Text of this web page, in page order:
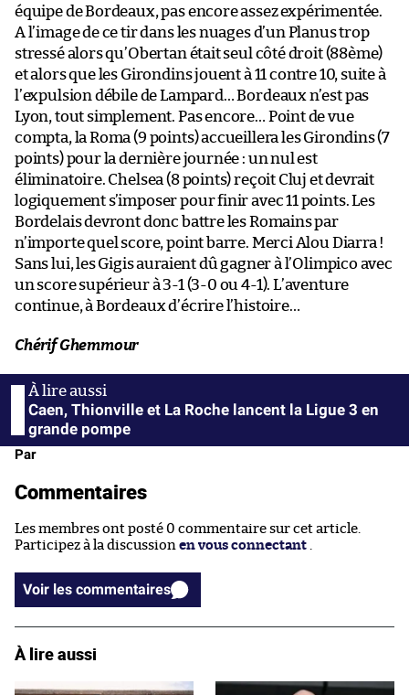
équipe de Bordeaux, pas encore assez expérimentée.
A l’image de ce tir dans les nuages d’un Planus trop
stressé alors qu’Obertan était seul côté droit (88ème)
et alors que les Girondins jouent à 11 contre 10, suite à
l’expulsion débile de Lampard… Bordeaux n’est pas
Lyon, tout simplement. Pas encore… Point de vue
compta, la Roma (9 points) accueillera les Girondins (7
points) pour la dernière journée : un nul est
éliminatoire. Chelsea (8 points) reçoit Cluj et devrait
logiquement s’imposer pour finir avec 11 points. Les
Bordelais devront donc battre les Romains par
n’importe quel score, point barre. Merci Alou Diarra !
Sans lui, les Gigis auraient dû gagner à l’Olimpico avec
un score supérieur à 3-1 (3-0 ou 4-1). L’aventure
continue, à Bordeaux d’écrire l’histoire…
Chérif Ghemmour
Caen, Thionville et La Roche lancent la Ligue 3 en
grande pompe
Par
Commentaires
Les membres ont posté 0 commentaire sur cet article.
Participez à la discussion en vous connectant .
Voir les commentaires
À lire aussi